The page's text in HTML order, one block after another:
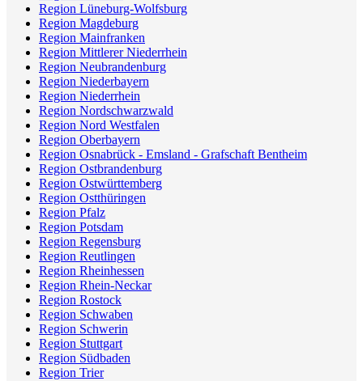
Region Lüneburg-Wolfsburg
Region Magdeburg
Region Mainfranken
Region Mittlerer Niederrhein
Region Neubrandenburg
Region Niederbayern
Region Niederrhein
Region Nordschwarzwald
Region Nord Westfalen
Region Oberbayern
Region Osnabrück - Emsland - Grafschaft Bentheim
Region Ostbrandenburg
Region Ostwürttemberg
Region Ostthüringen
Region Pfalz
Region Potsdam
Region Regensburg
Region Reutlingen
Region Rheinhessen
Region Rhein-Neckar
Region Rostock
Region Schwaben
Region Schwerin
Region Stuttgart
Region Südbaden
Region Trier